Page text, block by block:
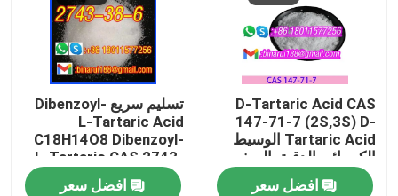
قنوات المختبر
وكلاء المنكهة
D-Tartaric Acid CAS
147-71-7 (2S,3S) D-
Tartaric Acid الوسيط
الكيميائي الدقيق الصف
الغذائي
افضل سعر
تسليم سريع Dibenzoyl-
L-Tartaric Acid
C18H14O8 Dibenzoyl-
L-Tartaric CAS 2743-
38-6
افضل سعر